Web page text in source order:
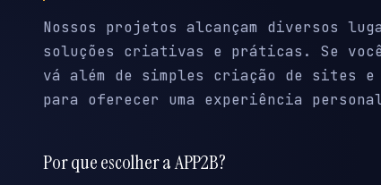
Nossos projetos alcançam diversos
soluções criativas e práticas. Se você
vá além de simples criação de sites
para oferecer uma experiência
Por que escolher a APP2B?